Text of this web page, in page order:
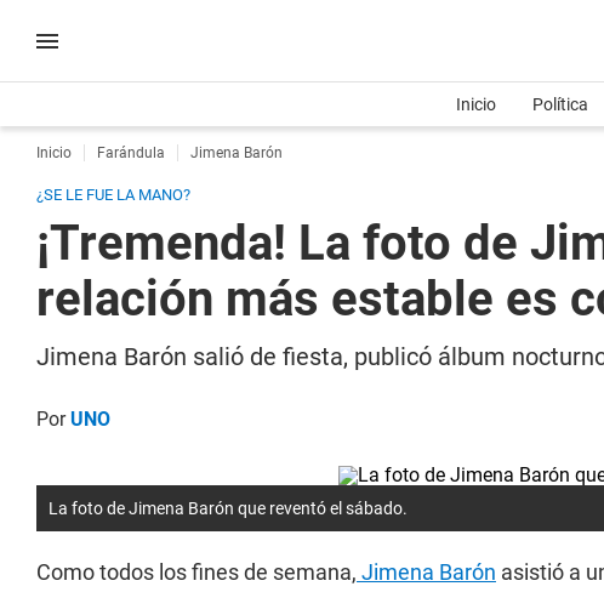
Inicio Política
Inicio Farándula Jimena Barón
¿SE LE FUE LA MANO?
¡Tremenda! La foto de
relación más estable es
Jimena Barón salió de fiesta, publicó álbum
PorUNO
La foto de Jimena Barón que reventó el sábado.
Como todos los fines de semana, Jimena Barón asistió a